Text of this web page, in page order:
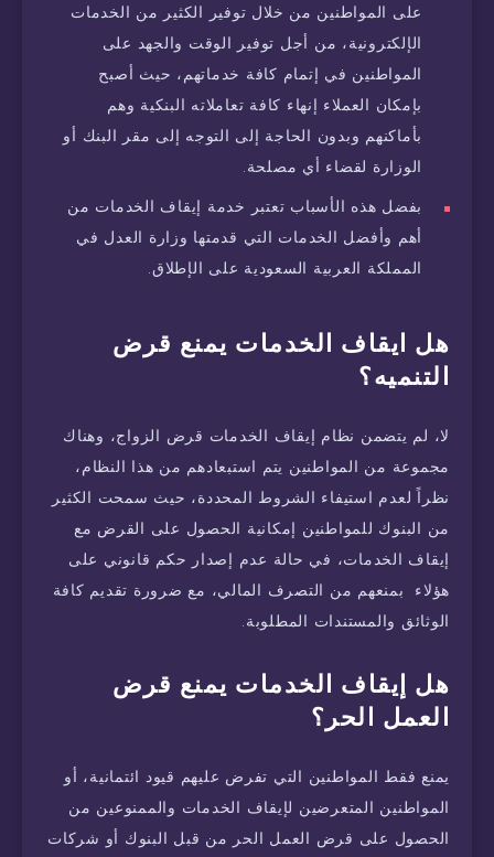
على المواطنين من خلال توفير الكثير من الخدمات
الإلكترونية، من أجل توفير الوقت والجهد على
المواطنين في إتمام كافة خدماتهم، حيث أصبح
بإمكان العملاء إنهاء كافة تعاملاته البنكية وهم
بأماكنهم وبدون الحاجة إلى التوجه إلى مقر البنك أو
الوزارة لقضاء أي مصلحة.
بفضل هذه الأسباب تعتبر خدمة إيقاف الخدمات من
أهم وأفضل الخدمات التي قدمتها وزارة العدل في
المملكة العربية السعودية على الإطلاق.
هل ايقاف الخدمات يمنع قرض
التنميه؟
لا، لم يتضمن نظام إيقاف الخدمات قرض الزواج، وهناك
مجموعة من المواطنين يتم استبعادهم من هذا النظام،
نظراً لعدم استيفاء الشروط المحددة، حيث سمحت الكثير
من البنوك للمواطنين إمكانية الحصول على القرض مع
إيقاف الخدمات، في حالة عدم إصدار حكم قانوني على
هؤلاء بمنعهم من التصرف المالي، مع ضرورة تقديم كافة
الوثائق والمستندات المطلوبة.
هل إيقاف الخدمات يمنع قرض
العمل الحر؟
يمنع فقط المواطنين التي تفرض عليهم قيود ائتمانية، أو
المواطنين المتعرضين لإيقاف الخدمات والممنوعين من
الحصول على قرض العمل الحر من قبل البنوك أو شركات